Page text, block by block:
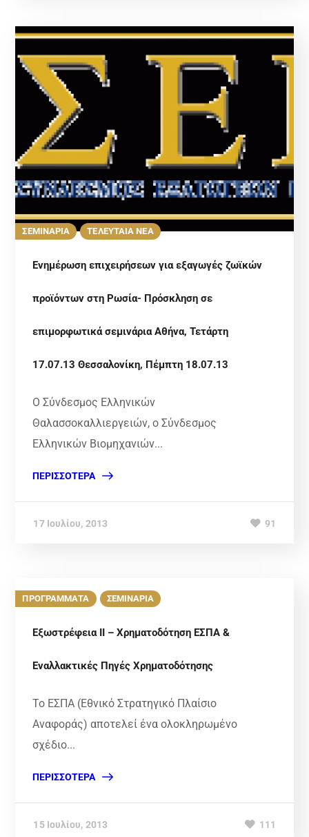
ΣΕΜΙΝΑΡΙΑ ΤΕΛΕΥΤΑΙΑ ΝΕΑ
Ενημέρωση επιχειρήσεων για εξαγωγές ζωϊκών
προϊόντων στη Ρωσία- Πρόσκληση σε
επιμορφωτικά σεμινάρια Αθήνα, Τετάρτη
17.07.13 Θεσσαλονίκη, Πέμπτη 18.07.13
Ο Σύνδεσμος Ελληνικών
Θαλασσοκαλλιεργειών, ο Σύνδεσμος
Ελληνικών Βιομηχανιών...
ΠΕΡΙΣΣΌΤΕΡΑ
17 Ιουλίου, 2013 91
ΠΡΟΓΡΑΜΜΑΤΑ ΣΕΜΙΝΑΡΙΑ
Εξωστρέφεια ΙΙ – Χρηματοδότηση ΕΣΠΑ &
Εναλλακτικές Πηγές Χρηματοδότησης
To ΕΣΠΑ (Εθνικό Στρατηγικό Πλαίσιο
Αναφοράς) αποτελεί ένα ολοκληρωμένο
σχέδιο...
ΠΕΡΙΣΣΌΤΕΡΑ
15 Ιουλίου, 2013 111